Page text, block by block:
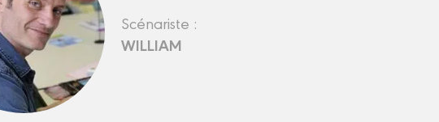
Scénariste :
WILLIAM